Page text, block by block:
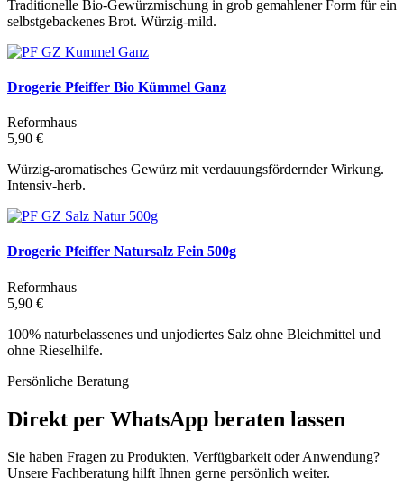
Traditionelle Bio-Gewürzmischung in grob gemahlener Form für ein
selbstgebackenes Brot. Würzig-mild.
Drogerie Pfeiffer Bio Kümmel Ganz
Reformhaus
5,90 €
Würzig-aromatisches Gewürz mit verdauungsfördernder Wirkung.
Intensiv-herb.
Drogerie Pfeiffer Natursalz Fein 500g
Reformhaus
5,90 €
100% naturbelassenes und unjodiertes Salz ohne Bleichmittel und
ohne Rieselhilfe.
Persönliche Beratung
Direkt per WhatsApp beraten lassen
Sie haben Fragen zu Produkten, Verfügbarkeit oder Anwendung?
Unsere Fachberatung hilft Ihnen gerne persönlich weiter.